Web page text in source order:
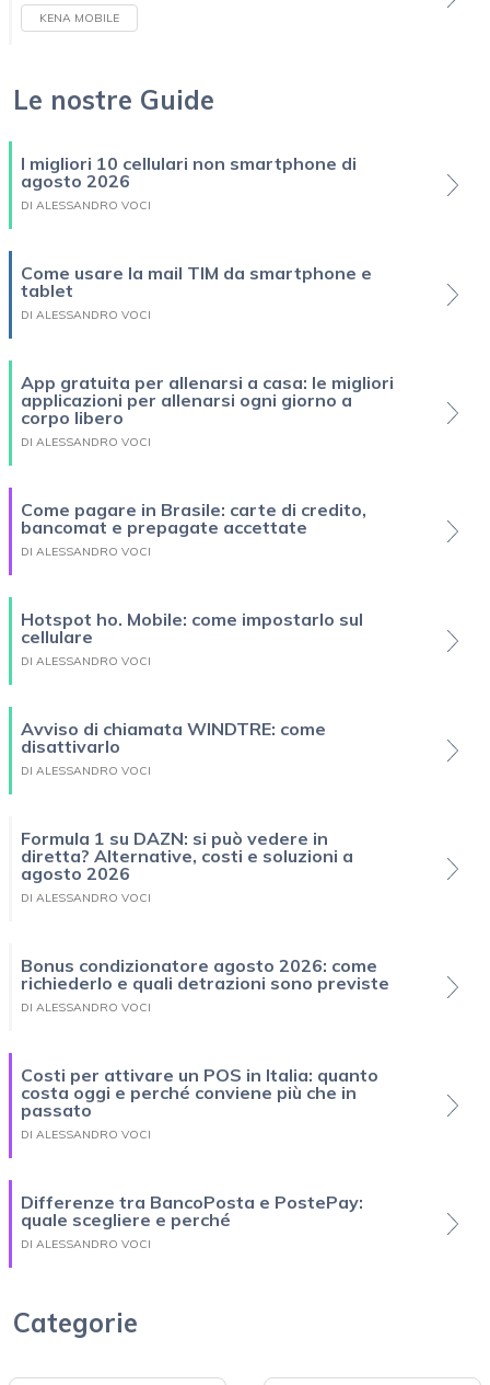
KENA MOBILE
Le nostre Guide
I migliori 10 cellulari non smartphone di
agosto 2026
DI ALESSANDRO VOCI
Come usare la mail TIM da smartphone e
tablet
DI ALESSANDRO VOCI
App gratuita per allenarsi a casa: le migliori
applicazioni per allenarsi ogni giorno a
corpo libero
DI ALESSANDRO VOCI
Come pagare in Brasile: carte di credito,
bancomat e prepagate accettate
DI ALESSANDRO VOCI
Hotspot ho. Mobile: come impostarlo sul
cellulare
DI ALESSANDRO VOCI
Avviso di chiamata WINDTRE: come
disattivarlo
DI ALESSANDRO VOCI
Formula 1 su DAZN: si può vedere in
diretta? Alternative, costi e soluzioni a
agosto 2026
DI ALESSANDRO VOCI
Bonus condizionatore agosto 2026: come
richiederlo e quali detrazioni sono previste
DI ALESSANDRO VOCI
Costi per attivare un POS in Italia: quanto
costa oggi e perché conviene più che in
passato
DI ALESSANDRO VOCI
Differenze tra BancoPosta e PostePay:
quale scegliere e perché
DI ALESSANDRO VOCI
Categorie